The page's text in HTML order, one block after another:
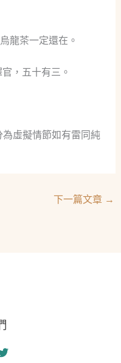
龍茶一定還在。
，五十有三。
虛擬情節如有雷同純
下一篇文章 →